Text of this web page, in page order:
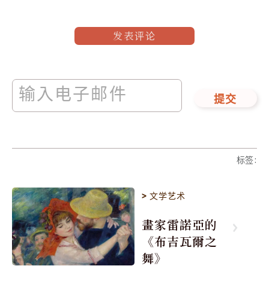
发表评论
提交
标签:
>文学艺术
畫家雷諾亞的
《布吉瓦爾之
舞》